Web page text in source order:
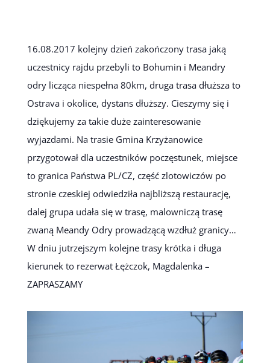
16.08.2017 kolejny dzień zakończony trasa jaką
uczestnicy rajdu przebyli to Bohumin i Meandry
odry licząca niespełna 80km, druga trasa dłuższa to
Ostrava i okolice, dystans dłuższy. Cieszymy się i
dziękujemy za takie duże zainteresowanie
wyjazdami. Na trasie Gmina Krzyżanowice
przygotował dla uczestników poczęstunek, miejsce
to granica Państwa PL/CZ, część zlotowiczów po
stronie czeskiej odwiedziła najbliższą restaurację,
dalej grupa udała się w trasę, malowniczą trasę
zwaną Meandy Odry prowadzącą wzdłuż granicy…
W dniu jutrzejszym kolejne trasy krótka i długa
kierunek to rezerwat Łężczok, Magdalenka –
ZAPRASZAMY